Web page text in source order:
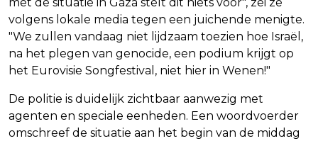
volgens lokale media tegen een juichende menigte.
"We zullen vandaag niet lijdzaam toezien hoe Israël,
na het plegen van genocide, een podium krijgt op
het Eurovisie Songfestival, niet hier in Wenen!"
De politie is duidelijk zichtbaar aanwezig met
agenten en speciale eenheden. Een woordvoerder
omschreef de situatie aan het begin van de middag